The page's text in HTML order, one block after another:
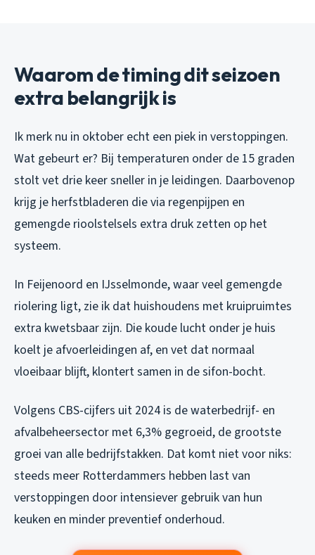
Waarom de timing dit seizoen
extra belangrijk is
Ik merk nu in oktober echt een piek in verstoppingen.
Wat gebeurt er? Bij temperaturen onder de 15 graden
stolt vet drie keer sneller in je leidingen. Daarbovenop
krijg je herfstbladeren die via regenpijpen en
gemengde rioolstelsels extra druk zetten op het
systeem.
In Feijenoord en IJsselmonde, waar veel gemengde
riolering ligt, zie ik dat huishoudens met kruipruimtes
extra kwetsbaar zijn. Die koude lucht onder je huis
koelt je afvoerleidingen af, en vet dat normaal
vloeibaar blijft, klontert samen in de sifon-bocht.
Volgens CBS-cijfers uit 2024 is de waterbedrijf- en
afvalbeheersector met 6,3% gegroeid, de grootste
groei van alle bedrijfstakken. Dat komt niet voor niks:
steeds meer Rotterdammers hebben last van
verstoppingen door intensiever gebruik van hun
keuken en minder preventief onderhoud.